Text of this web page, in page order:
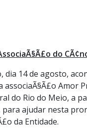
do
dia 14 de agosto,
associaÃ§Ã£o Amor
do Rio do Meio, a
para ajudar nesta
da Entidade.